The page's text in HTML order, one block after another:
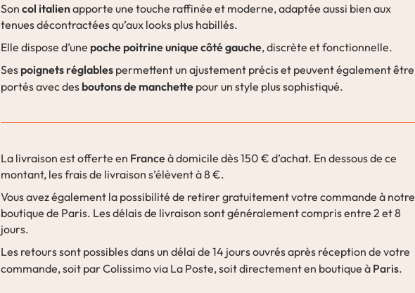
Soncol italienapporte une touche raffinée et moderne, adaptée aussi bien aux
tenues décontractées qu’aux looks plus habillés.
Elle dispose d’une poche poitrine unique côté gauche, discrète et fonctionnelle.
Ses poignets réglables permettent un ajustement précis et peuvent également être
portés avec des boutons de manchette pour un style plus sophistiqué.
La livraison est offerte en France à domicile dès 150 € d’achat. En dessous de ce
montant, les frais de livraison s’élèvent à 8 €.
Vous avez également la possibilité de retirer gratuitement votre commande à notre
boutique de Paris. Les délais de livraison sont généralement compris entre 2 et 8
jours.
Les retours sont possibles dans un délai de 14 jours ouvrés après réception de votre
commande, soit par Colissimo via La Poste, soit directement en boutique à Paris.